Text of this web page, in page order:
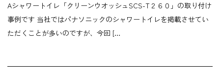
Aシャワートイレ「クリーンウオッシュSCS-T２６０」の取り付け
事例です 当社ではパナソニックのシャワートイレを掲載させてい
ただくことが多いのですが、今回 […